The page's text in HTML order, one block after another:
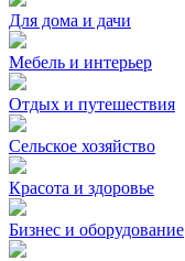
Для дома и дачи
Мебель и интерьер
Отдых и путешествия
Сельское хозяйство
Красота и здоровье
Бизнес и оборудование